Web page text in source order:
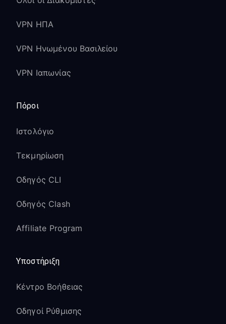
VPN ΗΠΑ
VPN Ηνωμένου Βασιλείου
VPN Ιαπωνίας
Πόροι
Ιστολόγιο
Τεκμηρίωση
Οδηγός CLI
Οδηγός Clash
Affiliate Program
Υποστήριξη
Κέντρο Βοήθειας
Οδηγοί Ρύθμισης